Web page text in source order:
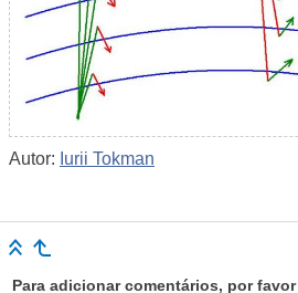
Autor: Iurii Tokman
Para adicionar comentários, por favor